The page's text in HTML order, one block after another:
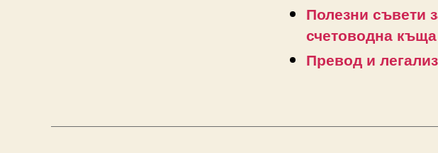
Полезни съвети
счетоводна къща
Превод и